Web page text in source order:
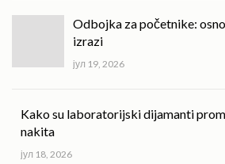
Odbojka za početnike:
izrazi
јул 19, 2026
Kako su laboratorijski dijamanti
nakita
јул 18, 2026